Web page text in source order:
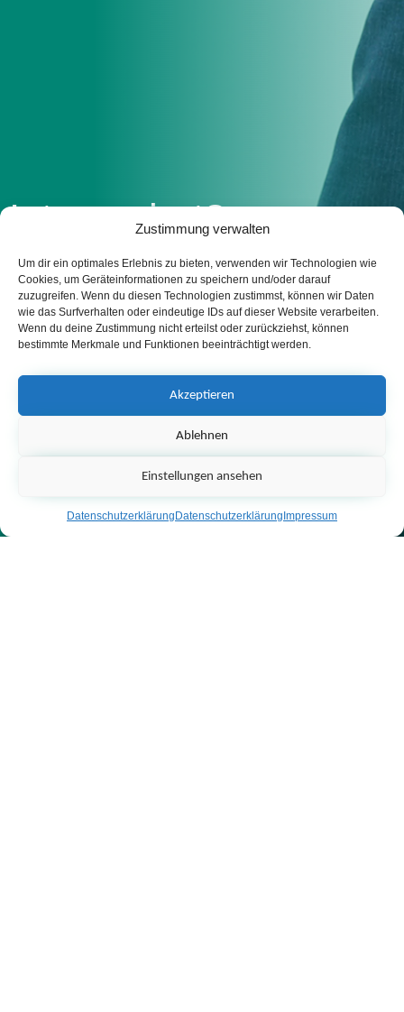
Zustimmung verwalten
Um dir ein optimales Erlebnis zu bieten, verwenden wir Technologien wie
Cookies, um Geräteinformationen zu speichern und/oder darauf
zuzugreifen. Wenn du diesen Technologien zustimmst, können wir Daten
wie das Surfverhalten oder eindeutige IDs auf dieser Website verarbeiten.
Wenn du deine Zustimmung nicht erteilst oder zurückziehst, können
bestimmte Merkmale und Funktionen beeinträchtigt werden.
Akzeptieren
Ablehnen
Einstellungen ansehen
Datenschutzerklärung Datenschutzerklärung Impressum
Interessiert?
Sprechen Sie uns an.
Nehmen Sie Kontakt zu uns auf